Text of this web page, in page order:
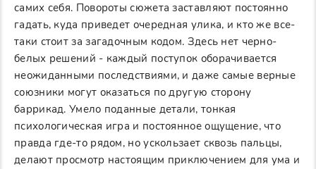
самих себя. Повороты сюжета заставляют постоянно
гадать, куда приведет очередная улика, и кто же все-
таки стоит за загадочным кодом. Здесь нет черно-
белых решений - каждый поступок оборачивается
неожиданными последствиями, и даже самые верные
союзники могут оказаться по другую сторону
баррикад. Умело поданные детали, тонкая
психологическая игра и постоянное ощущение, что
правда где-то рядом, но ускользает сквозь пальцы,
делают просмотр настоящим приключением для ума и